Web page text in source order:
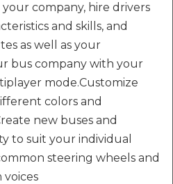
company, hire drivers
and skills, and
as well as your
bus company with your
mode.Customize
colors and
new buses and
to suit your individual
steering wheels and
voices